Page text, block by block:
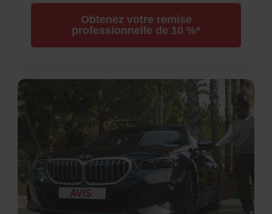
Obtenez votre remise
professionnelle de 10 %*